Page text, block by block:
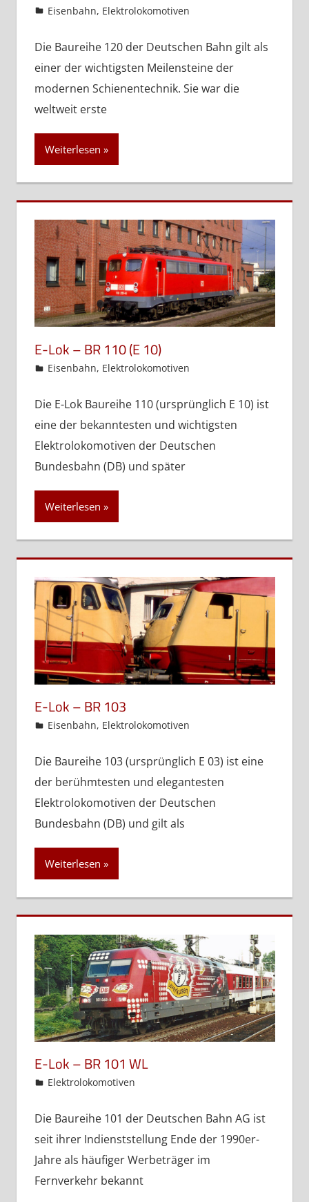
admin
Eisenbahn, Elektrolokomotiven
Die Baureihe 120 der Deutschen Bahn gilt als
einer der wichtigsten Meilensteine der
modernen Schienentechnik. Sie war die
weltweit erste
Weiterlesen
E-Lok – BR 110 (E 10)
admin
Eisenbahn, Elektrolokomotiven
Die E-Lok Baureihe 110 (ursprünglich E 10) ist
eine der bekanntesten und wichtigsten
Elektrolokomotiven der Deutschen
Bundesbahn (DB) und später
Weiterlesen
E-Lok – BR 103
admin
Eisenbahn, Elektrolokomotiven
Die Baureihe 103 (ursprünglich E 03) ist eine
der berühmtesten und elegantesten
Elektrolokomotiven der Deutschen
Bundesbahn (DB) und gilt als
Weiterlesen
E-Lok – BR 101 WL
admin
Elektrolokomotiven
Die Baureihe 101 der Deutschen Bahn AG ist
seit ihrer Indienststellung Ende der 1990er-
Jahre als häufiger Werbeträger im
Fernverkehr bekannt